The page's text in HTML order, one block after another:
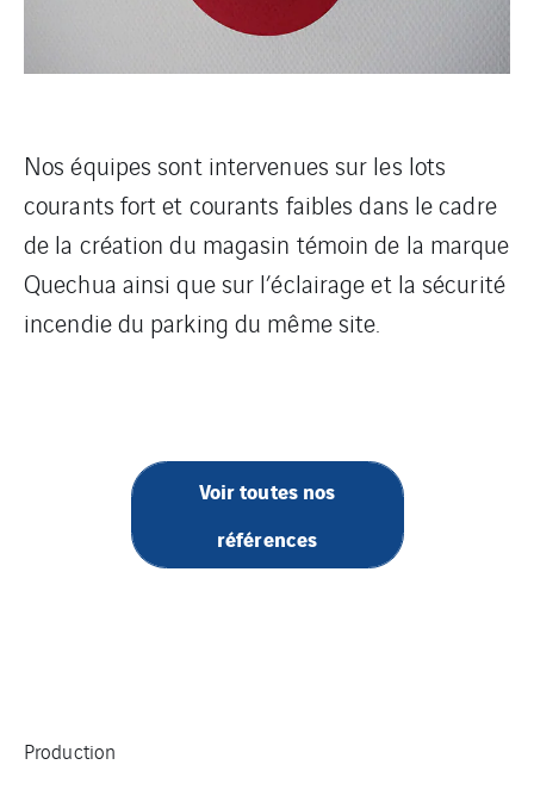
Nos équipes sont intervenues sur les lots
courants fort et courants faibles dans le cadre
de la création du magasin témoin de la marque
Quechua ainsi que sur l’éclairage et la sécurité
incendie du parking du même site.
Voir toutes nos
références
Production